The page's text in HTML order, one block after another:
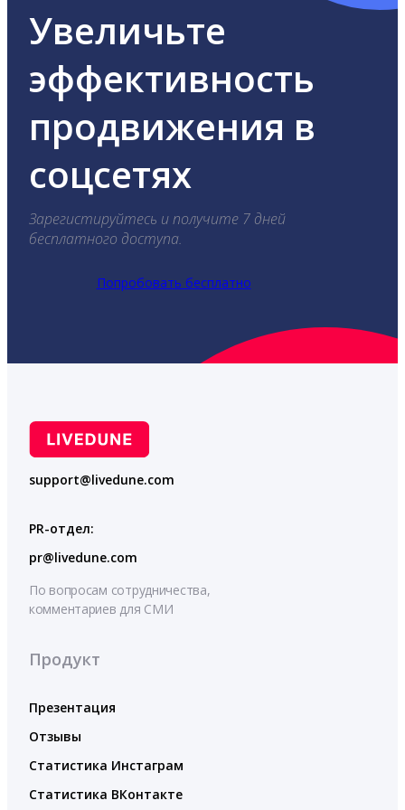
Увеличьте
эффективность
продвижения в
соцсетях
Зарегистируйтесь и получите 7 дней
бесплатного доступа.
Попробовать бесплатно
support@livedune.com
PR-отдел:
pr@livedune.com
По вопросам сотрудничества,
комментариев для СМИ
Продукт
Презентация
Отзывы
Статистика Инстаграм
Статистика ВКонтакте